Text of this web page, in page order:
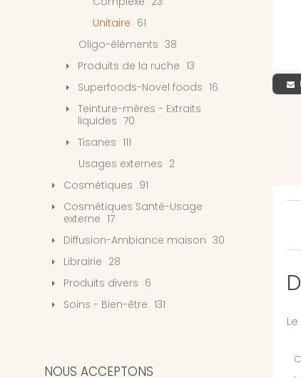
Unitaire 61
Oligo-éléments 38
Produits de la ruche 13
Superfoods-Novel foods 16
Teinture-mères - Extraits
liquides 70
Tisanes 111
Usages externes 2
Cosmétiques 91
Cosmétiques Santé-Usage
externe 17
Diffusion-Ambiance maison 30
Librairie 28
Produits divers 6
Soins - Bien-être 131
NOUS ACCEPTONS